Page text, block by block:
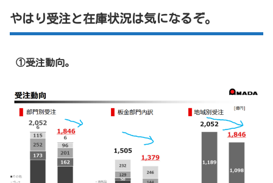
やはり受注と在庫状況は気になるぞ。
①受注動向。